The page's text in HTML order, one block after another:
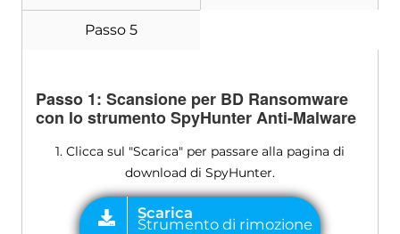
Passo 5
Passo 1: Scansione per BD Ransomware
con lo strumento SpyHunter Anti-Malware
1. Clicca sul "Scarica" per passare alla pagina di
download di SpyHunter.